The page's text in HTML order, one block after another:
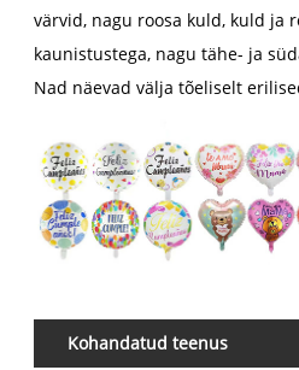
värvid, nagu roosa kuld, kuld ja
kaunistustega, nagu tähe- ja
Nad näevad välja tõeliselt
Kohandatud teenus